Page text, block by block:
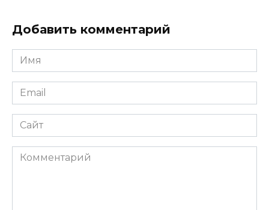
Добавить комментарий
Имя
*
Email
*
Сайт
Комментарий